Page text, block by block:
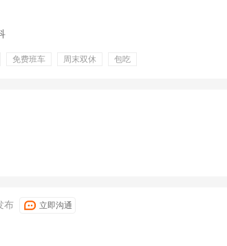
免费班车 周末双休
包吃
布 立即沟通